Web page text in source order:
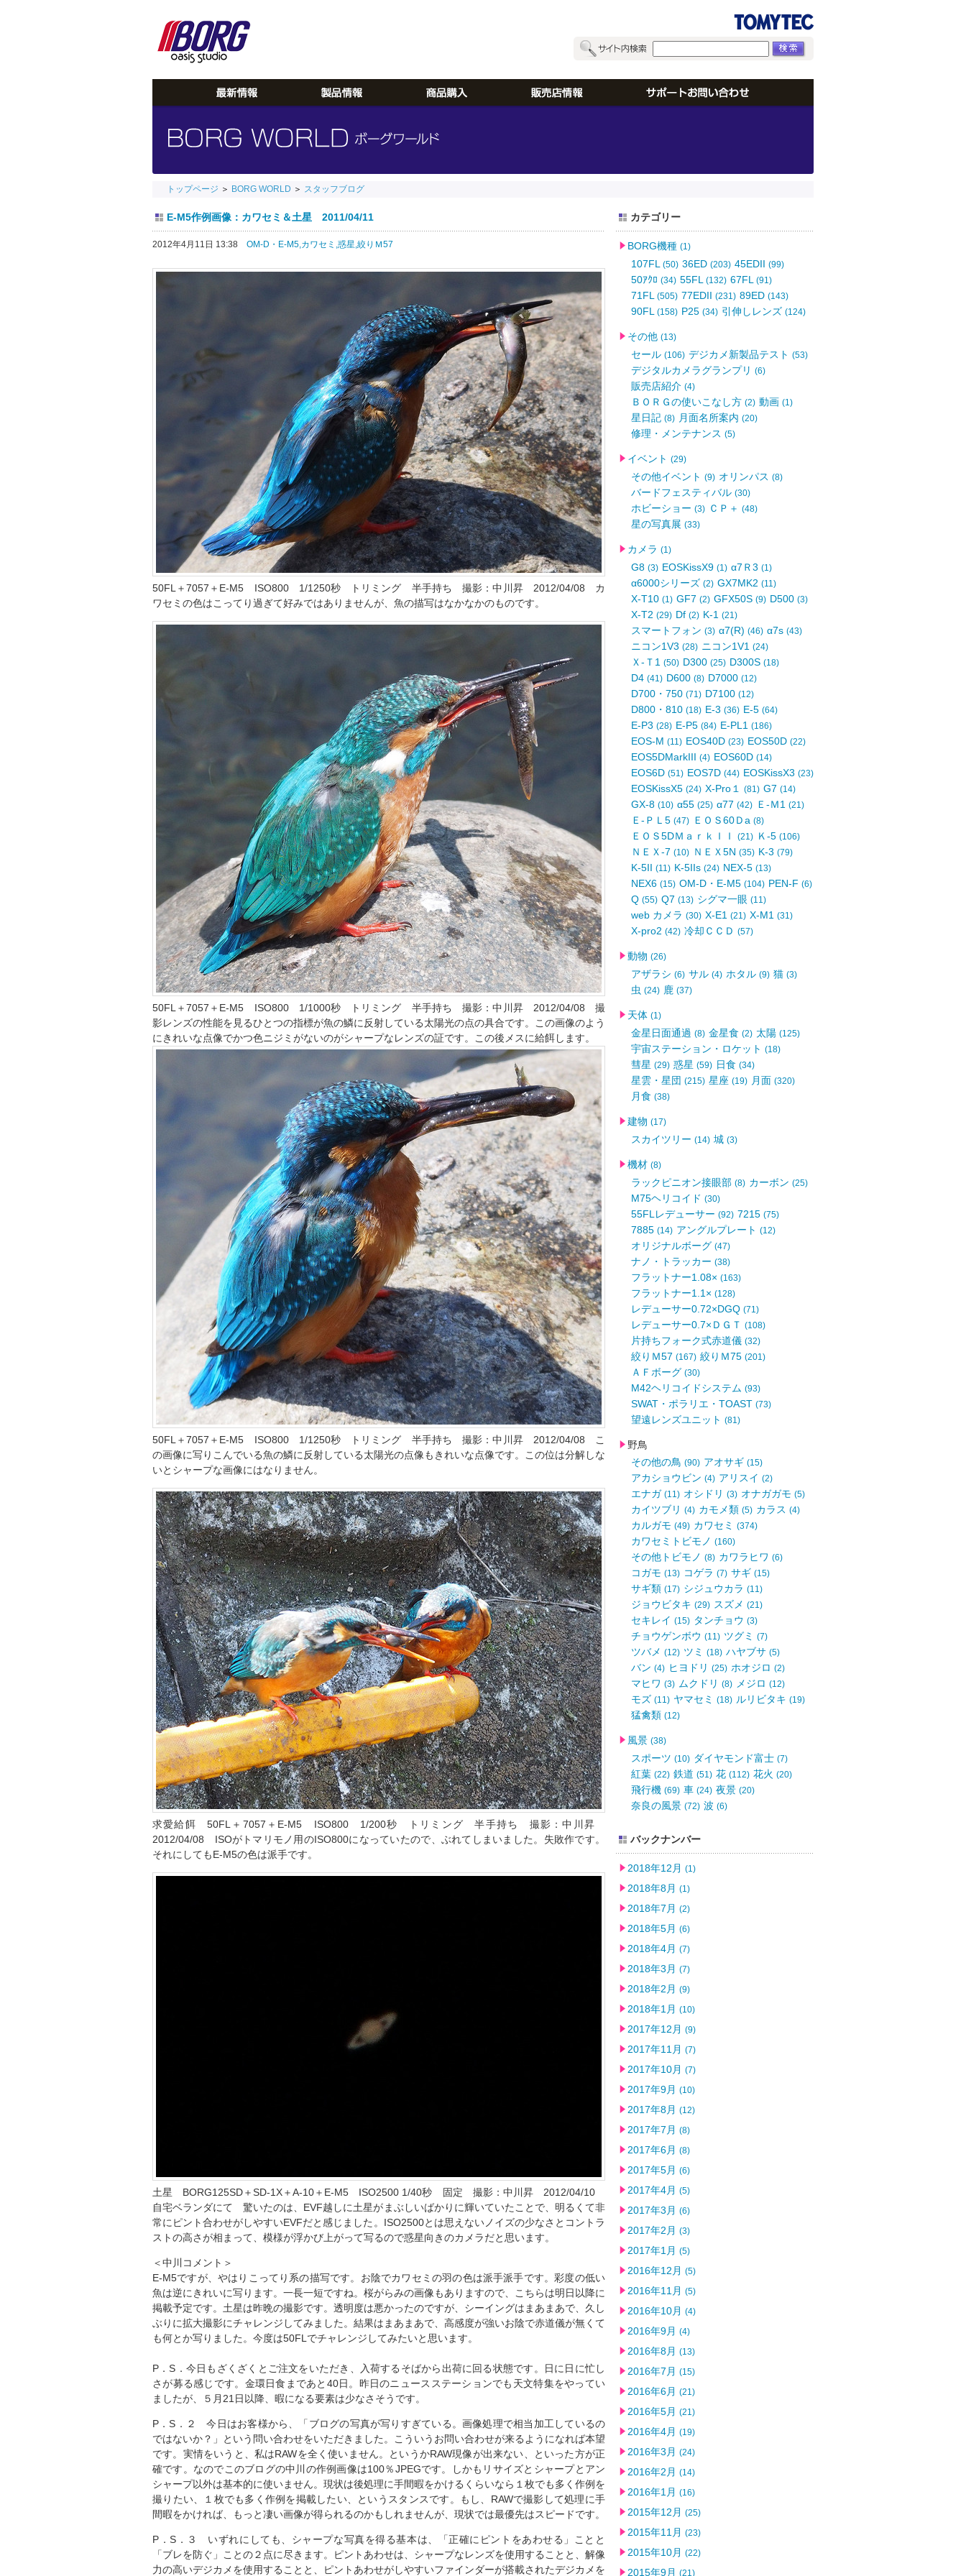
トップページ ＞ BORG WORLD ＞ スタッフブログ
E-M5作例画像：カワセミ＆土星 2011/04/11
2012年4月11日 13:38 OM-D・E-M5,カワセミ,惑星,絞りＭ57
50FL＋7057＋E-M5 ISO800 1/1250秒 トリミング 半手持ち 撮影：中川昇 2012/04/08 カ
ワセミの色はこってり過ぎて好みではありませんが、魚の描写はなかなかのものです。
50FL＋7057＋E-M5 ISO800 1/1000秒 トリミング 半手持ち 撮影：中川昇 2012/04/08 撮
影レンズの性能を見るひとつの指標が魚の鱗に反射している太陽光の点の具合です。この画像のよう
にきれいな点像でかつ色ニジミがないのがシャープなレンズの証です。この後メスに給餌します。
50FL＋7057＋E-M5 ISO800 1/1250秒 トリミング 半手持ち 撮影：中川昇 2012/04/08 こ
の画像に写りこんでいる魚の鱗に反射している太陽光の点像もきれいな点像です。この位は分解しな
いとシャープな画像にはなりません。
求愛給餌 50FL＋7057＋E-M5 ISO800 1/200秒 トリミング 半手持ち 撮影：中川昇
2012/04/08 ISOがトマリモノ用のISO800になっていたので、ぶれてしまいました。失敗作です。
それにしてもE-M5の色は派手です。
土星 BORG125SD＋SD-1X＋A-10＋E-M5 ISO2500 1/40秒 固定 撮影：中川昇 2012/04/10
自宅ベランダにて 驚いたのは、EVF越しに土星がまぶしいばかりに輝いていたことで、明るくて非
常にピント合わせがしやすいEVFだと感じました。ISO2500とは思えないノイズの少なさとコントラ
ストの高さが相まって、模様が浮かび上がって写るので惑星向きのカメラだと思います。
＜中川コメント＞
E-M5ですが、やはりこってり系の描写です。お陰でカワセミの羽の色は派手派手です。彩度の低い
魚は逆にきれいに写ります。一長一短ですね。桜がらみの画像もありますので、こちらは明日以降に
掲載予定です。土星は昨晩の撮影です。透明度は悪かったのですが、シーイングはまあまあで、久し
ぶりに拡大撮影にチャレンジしてみました。結果はまあまあで、高感度が強いお陰で赤道儀が無くて
も何とか写りました。今度は50FLでチャレンジしてみたいと思います。
P．S．今日もざくざくとご注文をいただき、入荷するそばから出荷に回る状態です。日に日に忙し
さが募る感じです。金環日食まであと40日。昨日のニュースステーションでも天文特集をやってい
ましたが、５月21日以降、暇になる要素は少なさそうです。
P．S．２ 今日はお客様から、「ブログの写真が写りすぎている。画像処理で相当加工しているの
ではないか？」という問い合わせをいただきました。こういうお問い合わせが来るようになれば本望
です。実情をいうと、私はRAWを全く使いません。というかRAW現像が出来ない、といった方が正
確です。なのでこのブログの中川の作例画像は100％JPEGです。しかもリサイズとシャープとアン
シャープ以外は基本的に使いません。現状は後処理に手間暇をかけるくらいなら１枚でも多く作例を
撮りたい、１枚でも多く作例を掲載したい、というスタンスです。もし、RAWで撮影して処理に手
間暇をかければ、もっと凄い画像が得られるのかもしれませんが、現状では最優先はスピードです。
P．S．３ いずれにしても、シャープな写真を得る基本は、「正確にピントをあわせる」ことと
「ブレを防ぐ」ことの２点に尽きます。ピントあわせは、シャープなレンズを使用することと、解像
力の高いデジカメを使用することと、ピントあわせがしやすいファインダーが搭載されたデジカメを
カテゴリー
BORG機種 (1)
107FL (50) 36ED (203) 45EDII (99)
50ｱｸﾛ (34) 55FL (132) 67FL (91)
71FL (505) 77EDII (231) 89ED (143)
90FL (158) P25 (34) 引伸しレンズ (124)
その他 (13)
セール (106) デジカメ新製品テスト (53)
デジタルカメラグランプリ (6)
販売店紹介 (4)
ＢＯＲＧの使いこなし方 (2) 動画 (1)
星日記 (8) 月面名所案内 (20)
修理・メンテナンス (5)
イベント (29)
その他イベント (9) オリンパス (8)
バードフェスティバル (30)
ホビーショー (3) ＣＰ＋ (48)
星の写真展 (33)
カメラ (1)
G8 (3) EOSKissX9 (1) α7Ｒ3 (1)
α6000シリーズ (2) GX7MK2 (11)
X-T10 (1) GF7 (2) GFX50S (9) D500 (3)
X-T2 (29) Df (2) K-1 (21)
スマートフォン (3) α7(R) (46) α7s (43)
ニコン1V3 (28) ニコン1V1 (24)
Ｘ-Ｔ1 (50) D300 (25) D300S (18)
D4 (41) D600 (8) D7000 (12)
D700・750 (71) D7100 (12)
D800・810 (18) E-3 (36) E-5 (64)
E-P3 (28) E-P5 (84) E-PL1 (186)
EOS-M (11) EOS40D (23) EOS50D (22)
EOS5DMarkIII (4) EOS60D (14)
EOS6D (51) EOS7D (44) EOSKissX3 (23)
EOSKissX5 (24) X-Pro１ (81) G7 (14)
GX-8 (10) α55 (25) α77 (42) Ｅ-Ｍ1 (21)
Ｅ-ＰＬ5 (47) ＥＯＳ60Ｄa (8)
ＥＯＳ5DＭａｒｋＩＩ (21) Ｋ-5 (106)
ＮＥＸ-7 (10) ＮＥＸ5N (35) K-3 (79)
K-5II (11) K-5IIs (24) NEX-5 (13)
NEX6 (15) OM-D・E-M5 (104) PEN-F (6)
Q (55) Q7 (13) シグマ一眼 (11)
web カメラ (30) X-E1 (21) X-M1 (31)
X-pro2 (42) 冷却ＣＣＤ (57)
動物 (26)
アザラシ (6) サル (4) ホタル (9) 猫 (3)
虫 (24) 鹿 (37)
天体 (1)
金星日面通過 (8) 金星食 (2) 太陽 (125)
宇宙ステーション・ロケット (18)
彗星 (29) 惑星 (59) 日食 (34)
星雲・星団 (215) 星座 (19) 月面 (320)
月食 (38)
建物 (17)
スカイツリー (14) 城 (3)
機材 (8)
ラックピニオン接眼部 (8) カーボン (25)
M75ヘリコイド (30)
55FLレデューサー (92) 7215 (75)
7885 (14) アングルプレート (12)
オリジナルボーグ (47)
ナノ・トラッカー (38)
フラットナー1.08× (163)
フラットナー1.1× (128)
レデューサー0.72×DGQ (71)
レデューサー0.7×ＤＧＴ (108)
片持ちフォーク式赤道儀 (32)
絞りＭ57 (167) 絞りＭ75 (201)
ＡＦボーグ (30)
M42ヘリコイドシステム (93)
SWAT・ポラリエ・TOAST (73)
望遠レンズユニット (81)
野鳥
その他の鳥 (90) アオサギ (15)
アカショウビン (4) アリスイ (2)
エナガ (11) オシドリ (3) オナガガモ (5)
カイツブリ (4) カモメ類 (5) カラス (4)
カルガモ (49) カワセミ (374)
カワセミトビモノ (160)
その他トビモノ (8) カワラヒワ (6)
コガモ (13) コゲラ (7) サギ (15)
サギ類 (17) シジュウカラ (11)
ジョウビタキ (29) スズメ (21)
セキレイ (15) タンチョウ (3)
チョウゲンボウ (11) ツグミ (7)
ツバメ (12) ツミ (18) ハヤブサ (5)
バン (4) ヒヨドリ (25) ホオジロ (2)
マヒワ (3) ムクドリ (8) メジロ (12)
モズ (11) ヤマセミ (18) ルリビタキ (19)
猛禽類 (12)
風景 (38)
スポーツ (10) ダイヤモンド富士 (7)
紅葉 (22) 鉄道 (51) 花 (112) 花火 (20)
飛行機 (69) 車 (24) 夜景 (20)
奈良の風景 (72) 波 (6)
バックナンバー
2018年12月 (1)
2018年8月 (1)
2018年7月 (2)
2018年5月 (6)
2018年4月 (7)
2018年3月 (7)
2018年2月 (9)
2018年1月 (10)
2017年12月 (9)
2017年11月 (7)
2017年10月 (7)
2017年9月 (10)
2017年8月 (12)
2017年7月 (8)
2017年6月 (8)
2017年5月 (6)
2017年4月 (5)
2017年3月 (6)
2017年2月 (3)
2017年1月 (5)
2016年12月 (5)
2016年11月 (5)
2016年10月 (4)
2016年9月 (4)
2016年8月 (13)
2016年7月 (15)
2016年6月 (21)
2016年5月 (21)
2016年4月 (19)
2016年3月 (24)
2016年2月 (14)
2016年1月 (16)
2015年12月 (25)
2015年11月 (23)
2015年10月 (22)
2015年9月 (21)